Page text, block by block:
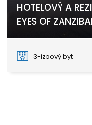
HOTELOVÝ A
EYES OF
3-izbový byt